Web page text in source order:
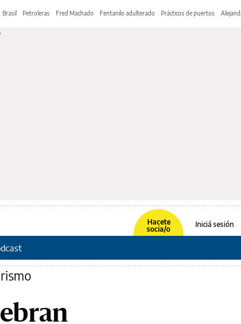
Brasil Petroleras Fred Machado Fentanilo adulterado Prácticos de puertos
Hacete
socia/o
Iniciá sesión